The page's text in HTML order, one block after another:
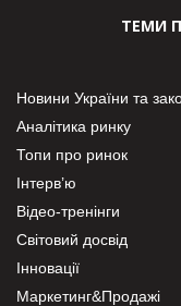
ТЕМИ
Новини України та
Аналітика ринку
Топи про ринок
Інтерв’ю
Відео-тренінги
Світовий досвід
Інновації
Маркетинг&Продажі